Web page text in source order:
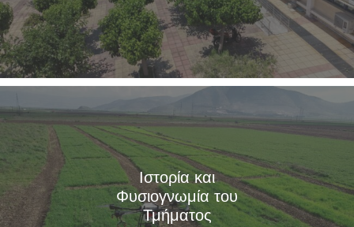
Ιστορία και
Φυσιογνωμία του
Τμήματος